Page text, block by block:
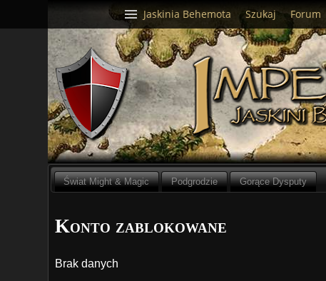
Świat Might & Magic Podgrodzie Gorące Dysputy
Konto zablokowane
Brak danych
Jaskinia Behemota Szukaj Forum